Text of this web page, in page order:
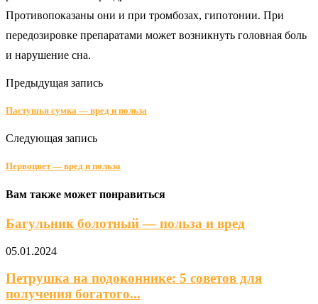
Противопоказаны они и при тромбозах, гипотонии. При
передозировке препаратами может возникнуть головная боль
и нарушение сна.
Предыдущая запись
Пастушья сумка — вред и польза
Следующая запись
Первоцвет — вред и польза
Вам также может понравиться
Багульник болотный — польза и вред
05.01.2024
Петрушка на подоконнике: 5 советов для
получения богатого...